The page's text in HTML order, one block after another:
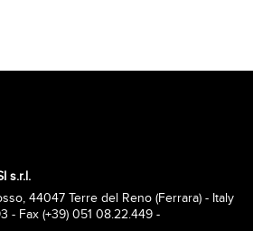
s.r.l.
44047 Terre del Reno (Ferrara) - Italy
- Fax (+39) 051 08.22.449 -